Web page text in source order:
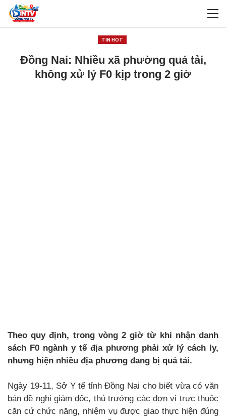
TIN HOT
Đồng Nai: Nhiều xã phường quá tải,
không xử lý F0 kịp trong 2 giờ
Theo quy định, trong vòng 2 giờ từ khi nhận danh
sách F0 ngành y tế địa phương phải xử lý cách ly,
nhưng hiện nhiều địa phương đang bị quá tải.
Ngày 19-11, Sở Y tế tỉnh Đồng Nai cho biết vừa có văn
bản đề nghị giám đốc, thủ trưởng các đơn vị trực thuộc
căn cứ chức năng, nhiệm vụ được giao thực hiện đúng